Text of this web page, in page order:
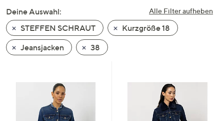
nach
unten
oder
wischen
Sie
Alle Filter aufheben
Deine Auswahl:
STEFFEN SCHRAUT
Kurzgröße 18
Jeansjacken
38